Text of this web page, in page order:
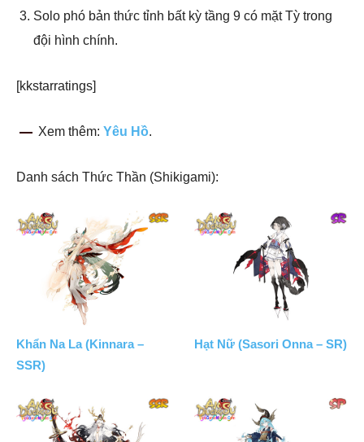
Solo phó bản thức tỉnh bất kỳ tầng 9 có mặt Tỳ trong
đội hình chính.
[kkstarratings]
Xem thêm: Yêu Hồ.
Danh sách Thức Thần (Shikigami):
Khẩn Na La (Kinnara –
SSR)
Hạt Nữ (Sasori Onna – SR)